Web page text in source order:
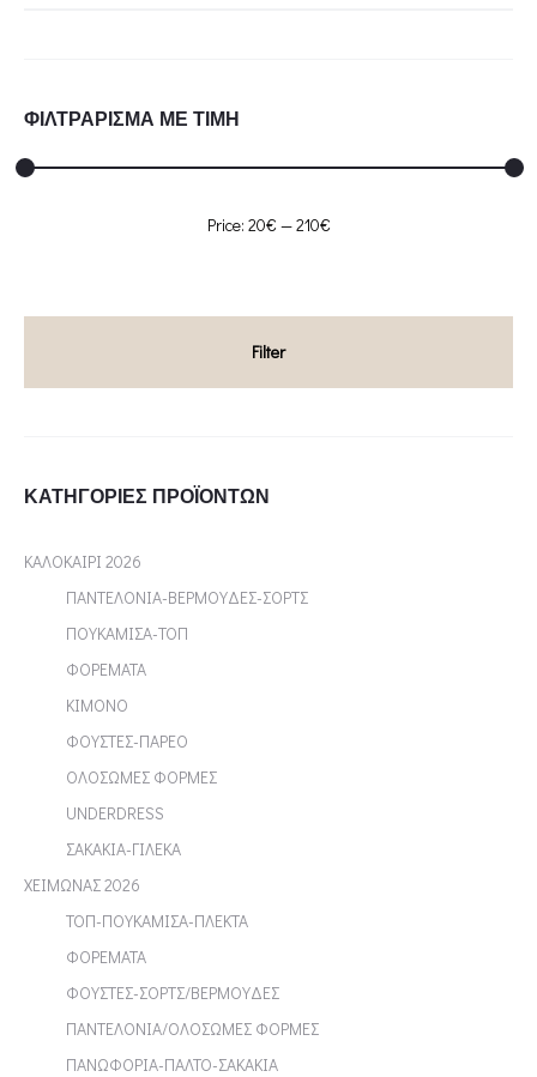
ΦΙΛΤΡΑΡΙΣΜΑ ΜΕ ΤΙΜΗ
Min
Max
Filter
Price: 20€ —210€
ΚΑΤΗΓΟΡΊΕΣ ΠΡΟΪΌΝΤΩΝ
ΚΑΛΟΚΑΙΡΙ 2026
ΠΑΝΤΕΛΟΝΙΑ-ΒΕΡΜΟΥΔΕΣ-ΣΟΡΤΣ
ΠΟΥΚΑΜΙΣΑ-ΤΟΠ
ΦΟΡΕΜΑΤΑ
ΚΙΜΟΝΟ
ΦΟΥΣΤΕΣ-ΠΑΡΕΟ
ΟΛΟΣΩΜΕΣ ΦΟΡΜΕΣ
UNDERDRESS
ΣΑΚΑΚΙΑ-ΓΙΛΕΚΑ
ΧΕΙΜΩΝΑΣ 2026
ΤΟΠ-ΠΟΥΚΑΜΙΣΑ-ΠΛΕΚΤΑ
ΦΟΡΕΜΑΤΑ
ΦΟΥΣΤΕΣ-ΣΟΡΤΣ/ΒΕΡΜΟΥΔΕΣ
ΠΑΝΤΕΛΟΝΙΑ/ΟΛΟΣΩΜΕΣ ΦΟΡΜΕΣ
ΠΑΝΩΦΟΡΙΑ-ΠΑΛΤΟ-ΣΑΚΑΚΙΑ